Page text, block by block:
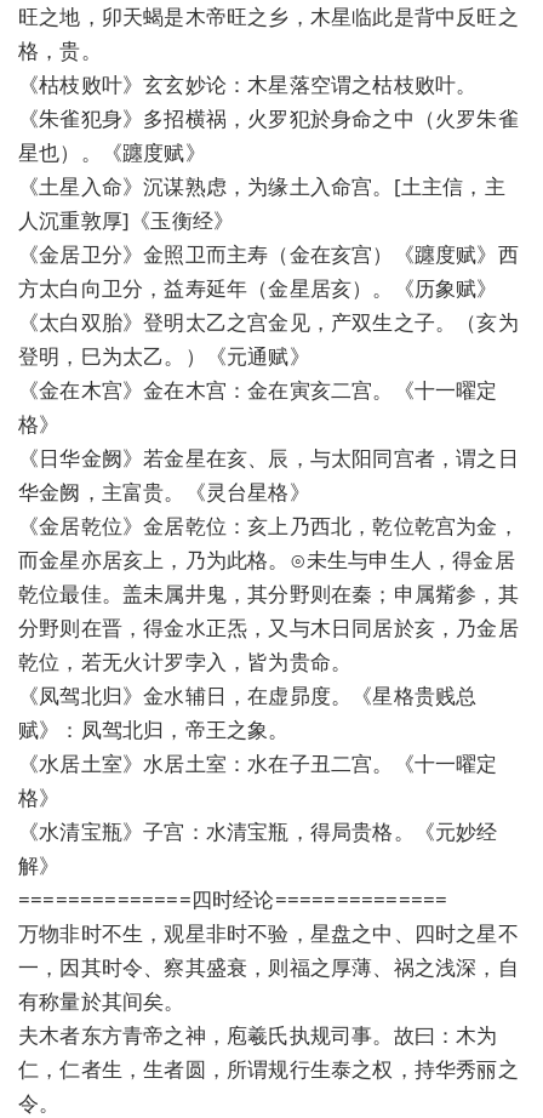
旺之地，卯天蝎是木帝旺之乡，木星临此是背中反旺之
格，贵。
《枯枝败叶》玄玄妙论：木星落空谓之枯枝败叶。
《朱雀犯身》多招横祸，火罗犯於身命之中（火罗朱雀
星也）。《躔度赋》
《土星入命》沉谋熟虑，为缘土入命宫。[土主信，主
人沉重敦厚]《玉衡经》
《金居卫分》金照卫而主寿（金在亥宫）《躔度赋》西
方太白向卫分，益寿延年（金星居亥）。《历象赋》
《太白双胎》登明太乙之宫金见，产双生之子。（亥为
登明，巳为太乙。）《元通赋》
《金在木宫》金在木宫：金在寅亥二宫。《十一曜定
格》
《日华金阙》若金星在亥、辰，与太阳同宫者，谓之日
华金阙，主富贵。《灵台星格》
《金居乾位》金居乾位：亥上乃西北，乾位乾宫为金，
而金星亦居亥上，乃为此格。⊙未生与申生人，得金居
乾位最佳。盖未属井鬼，其分野则在秦；申属觜参，其
分野则在晋，得金水正炁，又与木日同居於亥，乃金居
乾位，若无火计罗孛入，皆为贵命。
《凤驾北归》金水辅日，在虚昴度。《星格贵贱总
赋》：凤驾北归，帝王之象。
《水居土室》水居土室：水在子丑二宫。《十一曜定
格》
《水清宝瓶》子宫：水清宝瓶，得局贵格。《元妙经
解》
==============四时经论==============
万物非时不生，观星非时不验，星盘之中、四时之星不
一，因其时令、察其盛衰，则福之厚薄、祸之浅深，自
有称量於其间矣。
夫木者东方青帝之神，庖羲氏执规司事。故曰：木为
仁，仁者生，生者圆，所谓规行生泰之权，持华秀丽之
令。